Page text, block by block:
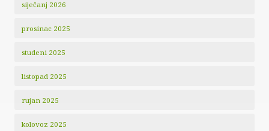
siječanj 2026
prosinac 2025
studeni 2025
listopad 2025
rujan 2025
kolovoz 2025